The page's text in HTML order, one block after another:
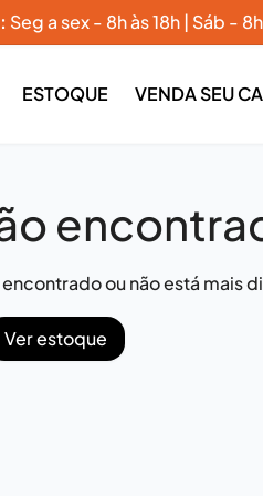
Seg a sex - 8h às 18h | Sáb -
ESTOQUE VENDA SEU
ou não está mais
Ver estoque